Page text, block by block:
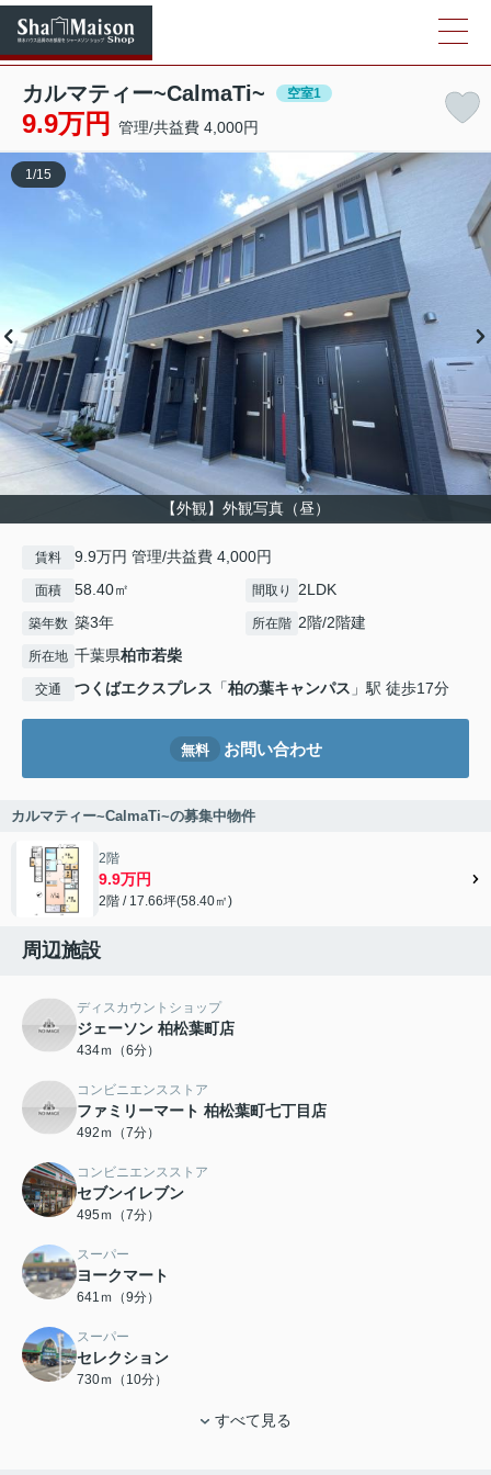
カルマティー~CalmaTi~ 空室1
9.9万円 管理/共益費 4,000円
【外観】外観写真（昼）
1 /15
賃料 9.9万円 管理/共益費 4,000円
面積 58.40㎡ 間取り 2LDK
築年数 築3年 所在階 2階/2階建
所在地 千葉県柏市若柴
交通 つくばエクスプレス 「柏の葉キャンパス 」駅 徒歩17分
無料 お問い合わせ
カルマティー~CalmaTi~の募集中物件
2階
9.9万円
2階 / 17.66坪(58.40㎡)
周辺施設
ディスカウントショップ
ジェーソン 柏松葉町店
434ｍ（6分）
コンビニエンスストア
ファミリーマート 柏松葉町七丁目店
492ｍ（7分）
コンビニエンスストア
セブンイレブン
495ｍ（7分）
スーパー
ヨークマート
641ｍ（9分）
スーパー
セレクション
730ｍ（10分）
すべて見る